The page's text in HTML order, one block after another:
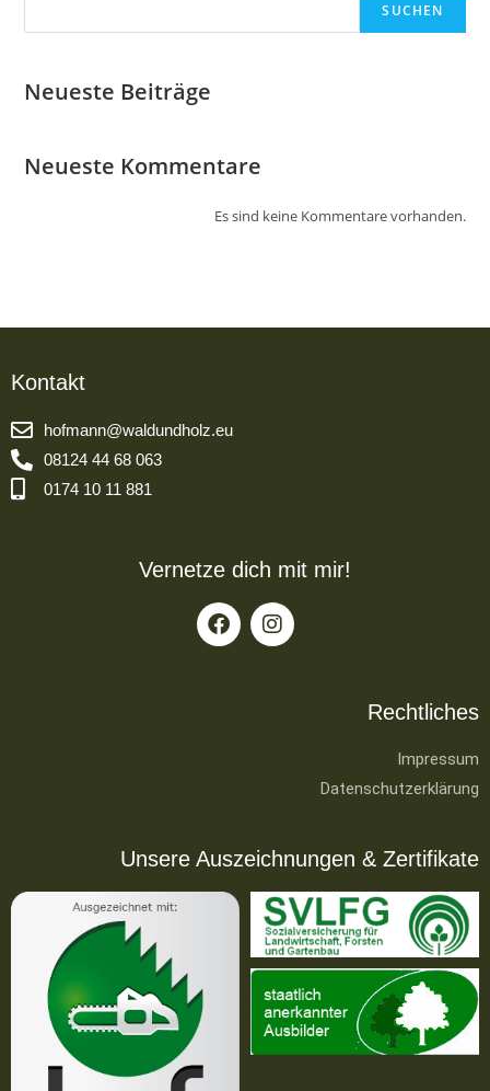
SUCHEN
Neueste Beiträge
Neueste Kommentare
Es sind keine Kommentare vorhanden.
Kontakt
hofmann@waldundholz.eu
08124 44 68 063
0174 10 11 881
Vernetze dich mit mir!
Rechtliches
Impressum
Datenschutzerklärung
Unsere Auszeichnungen & Zertifikate